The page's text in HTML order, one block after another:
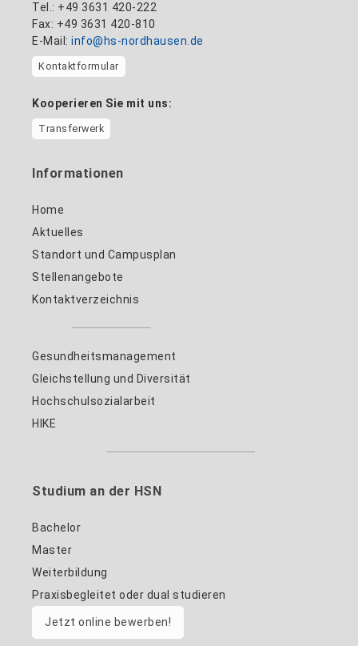
Tel.: +49 3631 420-222
Fax: +49 3631 420-810
E-Mail: info@hs-nordhausen.de
Kontaktformular
Kooperieren Sie mit uns:
Transferwerk
Informationen
Home
Aktuelles
Standort und Campusplan
Stellenangebote
Kontaktverzeichnis
Gesundheitsmanagement
Gleichstellung und Diversität
Hochschulsozialarbeit
HIKE
Studium an der HSN
Bachelor
Master
Weiterbildung
Praxisbegleitet oder dual studieren
Jetzt online bewerben!